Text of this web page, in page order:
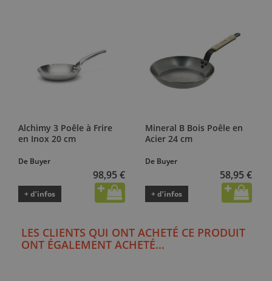
Alchimy 3 Poêle à Frire
en Inox 20 cm
De Buyer
98,95 €
+ d’infos
Mineral B Bois Poêle en
Acier 24 cm
De Buyer
58,95 €
+ d’infos
LES CLIENTS QUI ONT ACHETÉ CE PRODUIT
ONT ÉGALEMENT ACHETÉ...